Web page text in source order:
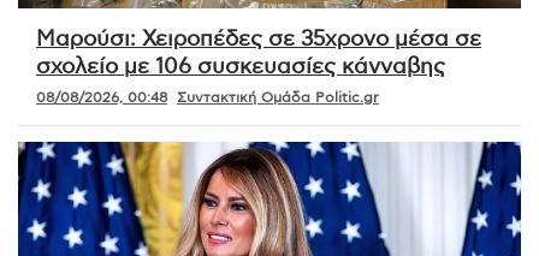
Μαρούσι: Χειροπέδες σε 35χρονο μέσα σε
σχολείο με 106 συσκευασίες κάνναβης
08/08/2026, 00:48 Συντακτική Ομάδα Politic.gr